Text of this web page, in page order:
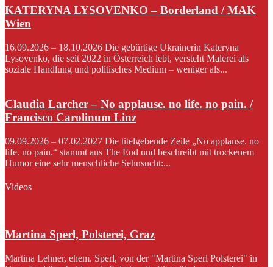
KATERYNA LYSOVENKO – Borderland / MAK
Wien
16.09.2026 – 18.10.2026 Die gebürtige Ukrainerin Kateryna
Lysovenko, die seit 2022 in Österreich lebt, versteht Malerei als
soziale Handlung und politisches Medium – weniger als...
Claudia Larcher – No applause. no life. no pain. /
Francisco Carolinum Linz
09.09.2026 – 07.02.2027 Die titelgebende Zeile „No applause. no
life. no pain.“ stammt aus The End und beschreibt mit trockenem
Humor eine sehr menschliche Sehnsucht:...
Videos
Martina Sperl, Polsterei, Graz
Martina Lehner, ehem. Sperl, von der "Martina Sperl Polsterei" in